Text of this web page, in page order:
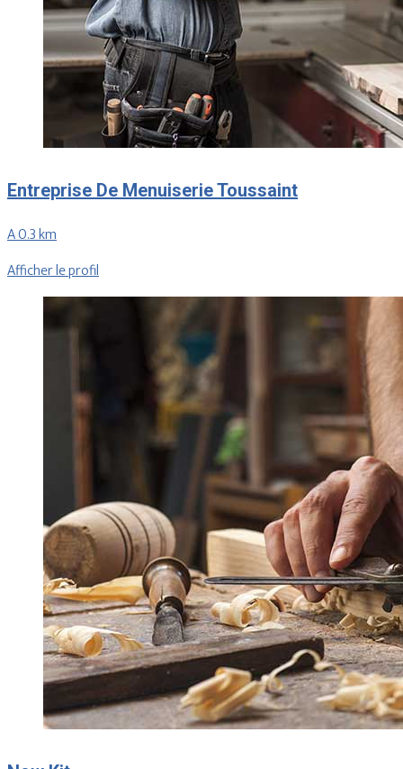
Entreprise De Menuiserie Toussaint
A 0.3 km
Afficher le profil